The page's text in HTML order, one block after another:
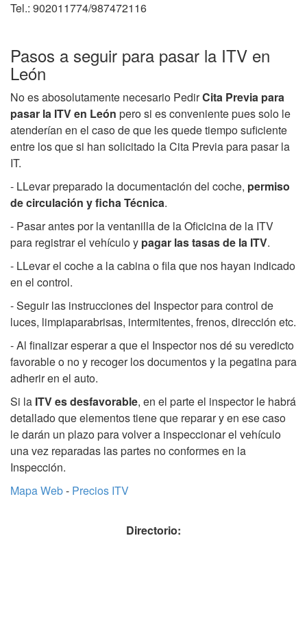
Tel.: 902011774/987472116
Pasos a seguir para pasar la ITV en
León
No es abosolutamente necesario PedirCita Previa para
pasar la ITV en León pero si es conveniente pues solo le
atenderían en el caso de que les quede tiempo suficiente
entre los que si han solicitado la Cita Previa para pasar la
IT.
- LLevar preparado la documentación del coche, permiso
de circulación y ficha Técnica.
- Pasar antes por la ventanilla de la Oficicina de la ITV
para registrar el vehículo y pagar las tasas de la ITV.
- LLevar el coche a la cabina o fila que nos hayan indicado
en el control.
- Seguir las instrucciones del Inspector para control de
luces, limpiaparabrisas, intermitentes, frenos, dirección etc.
- Al finalizar esperar a que el Inspector nos dé su veredicto
favorable o no y recoger los documentos y la pegatina para
adherir en el auto.
Si la ITV es desfavorable, en el parte el inspector le habrá
detallado que elementos tiene que reparar y en ese caso
le darán un plazo para volver a inspeccionar el vehículo
una vez reparadas las partes no conformes en la
Inspección.
Mapa Web- Precios ITV
Directorio: